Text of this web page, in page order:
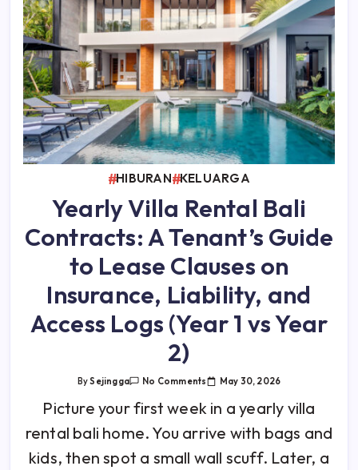
HIBURAN KELUARGA
Yearly Villa Rental Bali
Contracts: A Tenant’s Guide
to Lease Clauses on
Insurance, Liability, and
Access Logs (Year 1 vs Year
2)
BySejingga No CommentsOn
Villa
Rental
Contracts:
A
Tenant’s
Guide
May 30, 2026
Picture your first week in a yearly villa
rental bali home. You arrive with bags and
kids, then spot a small wall scuff. Later, a